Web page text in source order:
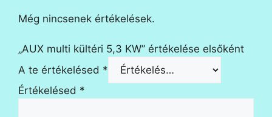
Még nincsenek értékelések.
„AUX multi kültéri 5,3 KW” értékelése elsőként
A te értékelésed *
Értékelésed *